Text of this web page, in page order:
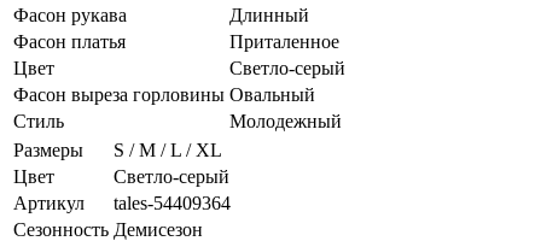
Фасон рукава
Длинный
Фасон платья
Приталенное
Цвет
Светло-серый
Фасон выреза горловины Овальный
Стиль
Молодежный
Размеры
S / M / L / XL
Цвет
Светло-серый
Артикул
tales-54409364
Сезонность Демисезон